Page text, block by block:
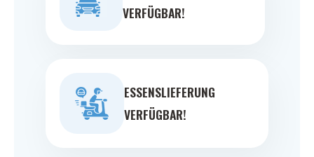
VERFÜGBAR!
ESSENSLIEFERUNG
VERFÜGBAR!